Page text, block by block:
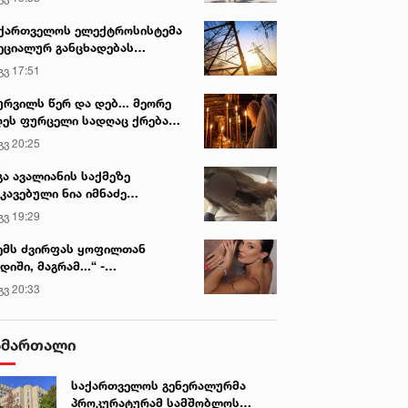
ბაიდენი: „ომიკრონი“
ბევრად
ვიდრე წინა
თუ ადამიანს ბუსტერ დოზა
აქვს გაკეთებული, იგი
მეტად არის დაცული
ომიკრონის შტამის
ელექტროსისტემა
განცხადებას
17:51
წერ და დებ... მეორე
ფურცელი სადღაც ქრება
სურვილი სრულდება...“ -
ტაძარი შიდა
20:25
ავალიანის საქმეზე
ნია იმნაძე
გადაჰყავთ
19:29
ძვირფას ყოფილთან
მაგრამ...“ -
პაიჭაძის
აღიარება
20:33
საქართველოს გენერალურმა
პროკურატურამ სამშობლოს